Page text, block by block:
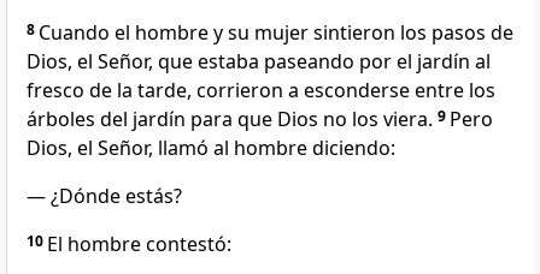
8 Cuando el hombre y su mujer sintieron los pasos de
Dios, el Señor, que estaba paseando por el jardín al
fresco de la tarde, corrieron a esconderse entre los
árboles del jardín para que Dios no los viera. 9 Pero
Dios, el Señor, llamó al hombre diciendo:
— ¿Dónde estás?
10 El hombre contestó: